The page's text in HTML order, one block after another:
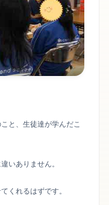
と、生徒達が学んだこ
いありません。
くれるはずです。